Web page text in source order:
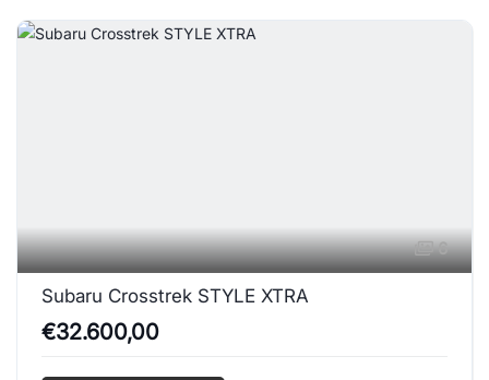
6
Subaru Crosstrek STYLE XTRA
€32.600,00